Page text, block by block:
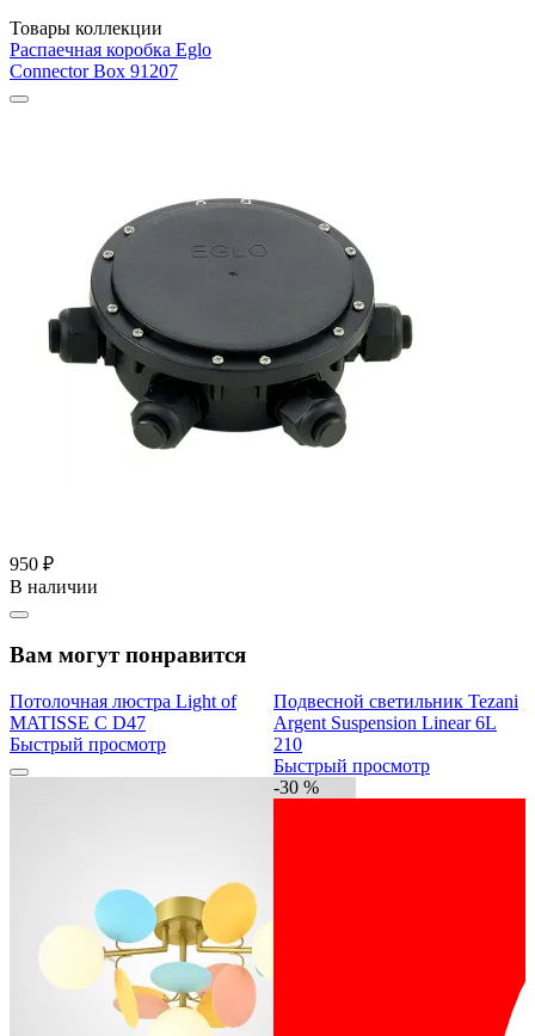
Товары коллекции
Распаечная коробка Eglo
Connector Box 91207
950 ₽
В наличии
Вам могут понравится
Потолочная люстра Light of
MATISSE C D47
Быстрый просмотр
Подвесной светильник Tezani
Argent Suspension Linear 6L
210
Быстрый просмотр
-30 %